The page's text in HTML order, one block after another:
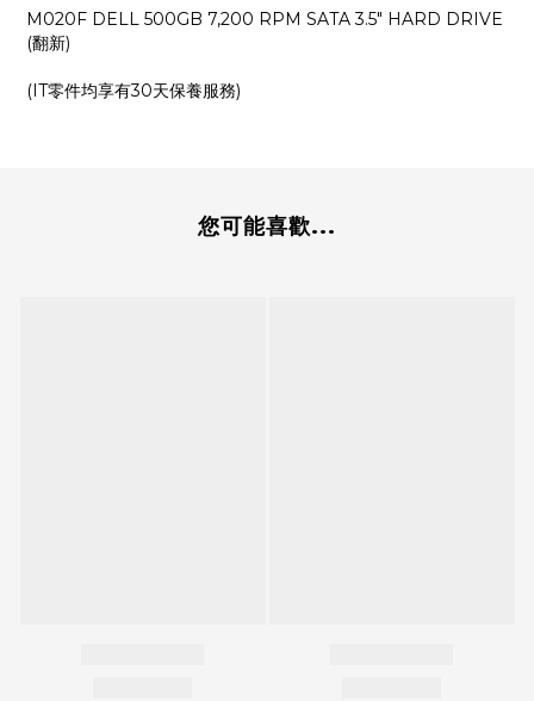
M020F DELL 500GB 7,200 RPM SATA 3.5" HARD DRIVE
(翻新)
(IT零件均享有30天保養服務)
您可能喜歡...